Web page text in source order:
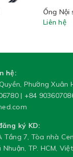
Ống Nội
Liên hệ
hệ:
Phường Xuân
| +84
ký KD:
Tầng 7, Tòa nhà
Nhuận, TP. HCM,